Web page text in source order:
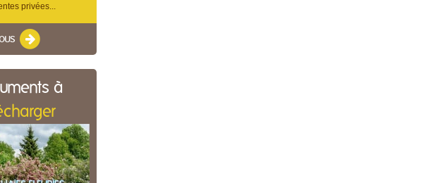
privées...
à